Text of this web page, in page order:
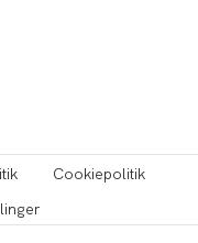
Cookiepolitik